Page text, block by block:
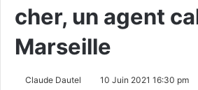
cher, un agent
Marseille
Claude Dautel 10 Juin 2021 16:30 pm